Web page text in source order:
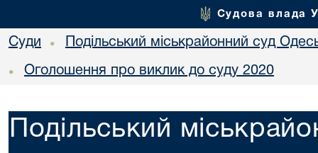
Судова влада
Суди • Подільський міськрайонний суд
• Оголошення про виклик до суду 2020
Подільський